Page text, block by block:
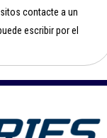
contacte a un
escribir por el